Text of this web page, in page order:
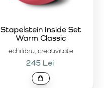
echilibru, creativitate
Stapelstein Inside Set
Warm Classic
245 Lei